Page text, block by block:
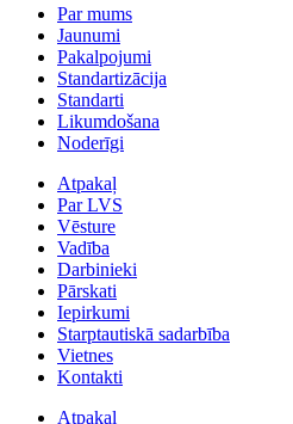
Par mums
Jaunumi
Pakalpojumi
Standartizācija
Standarti
Likumdošana
Noderīgi
Atpakaļ
Par LVS
Vēsture
Vadība
Darbinieki
Pārskati
Iepirkumi
Starptautiskā sadarbība
Vietnes
Kontakti
Atpakaļ